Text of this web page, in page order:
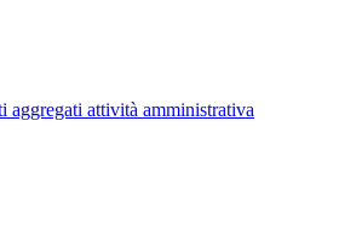
aggregati attività amministrativa